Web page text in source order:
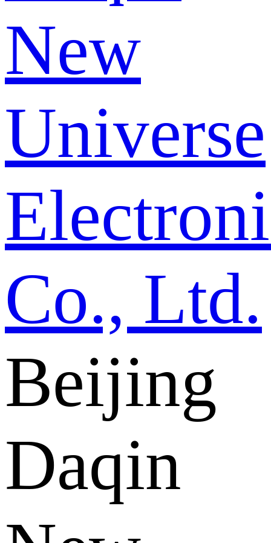
Beijing
Daqin